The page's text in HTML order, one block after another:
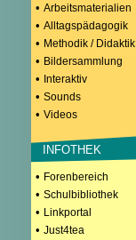
• Arbeitsmaterialien
• Alltagspädagogik
• Methodik / Didaktik
• Bildersammlung
• Interaktiv
• Sounds
• Videos
INFOTHEK
• Forenbereich
• Schulbibliothek
• Linkportal
• Just4tea